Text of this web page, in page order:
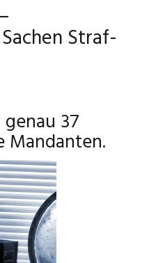
Straf-
37
Mandanten.